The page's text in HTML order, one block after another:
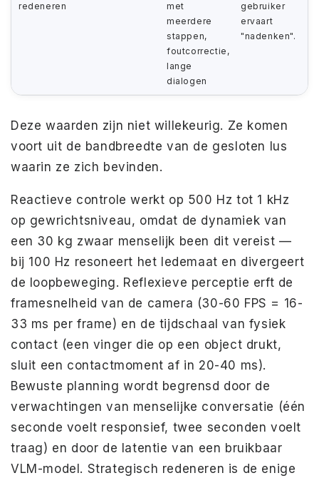
redeneren
met
meerdere
stappen,
foutcorrectie,
lange
dialogen
gebruiker
ervaart
"nadenken".
Deze waarden zijn niet willekeurig. Ze komen
voort uit de bandbreedte van de gesloten lus
waarin ze zich bevinden.
Reactieve controle werkt op 500 Hz tot 1 kHz
op gewrichtsniveau, omdat de dynamiek van
een 30 kg zwaar menselijk been dit vereist —
bij 100 Hz resoneert het ledemaat en divergeert
de loopbeweging. Reflexieve perceptie erft de
framesnelheid van de camera (30-60 FPS = 16-
33 ms per frame) en de tijdschaal van fysiek
contact (een vinger die op een object drukt,
sluit een contactmoment af in 20-40 ms).
Bewuste planning wordt begrensd door de
verwachtingen van menselijke conversatie (één
seconde voelt responsief, twee seconden voelt
traag) en door de latentie van een bruikbaar
VLM-model. Strategisch redeneren is de enige